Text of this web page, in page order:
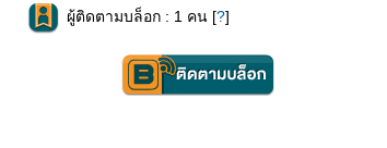
ผู้ติดตามบล็อก : 1 คน [?]